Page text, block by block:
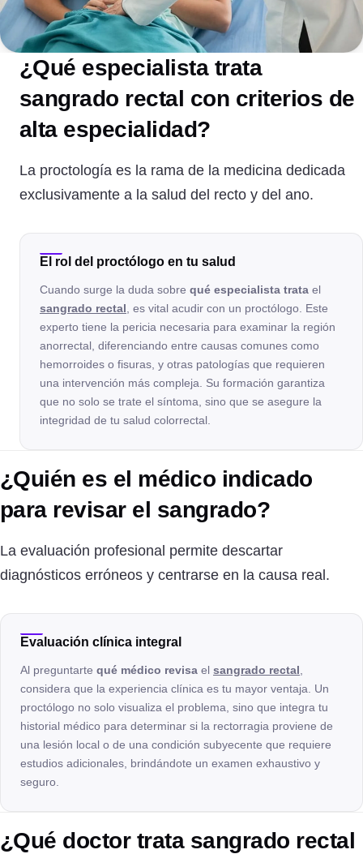
¿Qué especialista trata
sangrado rectal con criterios de
alta especialidad?
La proctología es la rama de la medicina dedicada
exclusivamente a la salud del recto y del ano.
El rol del proctólogo en tu salud
Cuando surge la duda sobre qué especialista trata el
sangrado rectal , es vital acudir con un proctólogo. Este
experto tiene la pericia necesaria para examinar la región
anorrectal, diferenciando entre causas comunes como
hemorroides o fisuras, y otras patologías que requieren
una intervención más compleja. Su formación garantiza
que no solo se trate el síntoma, sino que se asegure la
integridad de tu salud colorrectal.
¿Quién es el médico indicado
para revisar el sangrado?
La evaluación profesional permite descartar
diagnósticos erróneos y centrarse en la causa real.
Evaluación clínica integral
Al preguntarte qué médico revisa el sangrado rectal
considera que la experiencia clínica es tu mayor ventaja. Un
proctólogo no solo visualiza el problema, sino que integra tu
historial médico para determinar si la rectorragia proviene de
una lesión local o de una condición subyecente que requiere
estudios adicionales, brindándote un examen exhaustivo y
seguro.
¿Qué doctor trata sangrado rectal